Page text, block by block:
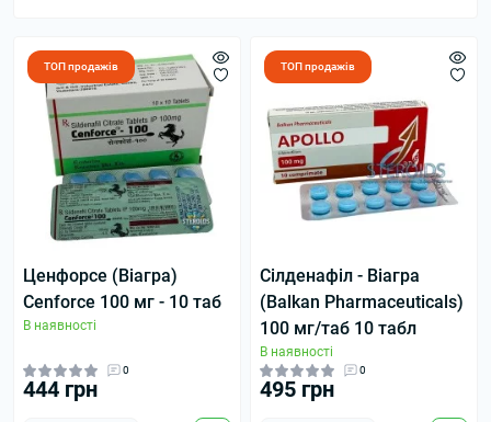
ТОП продажів
Ценфорсе (Віагра)
Cenforce 100 мг - 10 таб
В наявності
0
444 грн
ТОП продажів
Сілденафіл - Віагра
(Balkan Pharmaceuticals)
100 мг/таб 10 табл
В наявності
0
495 грн